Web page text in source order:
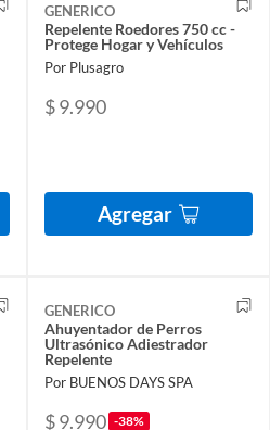
GENERICO
Repelente Roedores 750 cc -
Protege Hogar y Vehículos
Por Plusagro
$ 9.990
Agregar
GENERICO
Ahuyentador de Perros
Ultrasónico Adiestrador
Repelente
Por BUENOS DAYS SPA
$ 9.990 -38%